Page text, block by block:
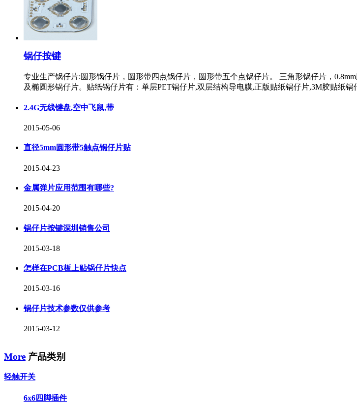
锅仔按键
专业生产锅仔片:圆形锅仔片，圆形带四点锅仔片，圆形带五个点锅仔片。 三角形锅仔片，
及椭圆形锅仔片。贴纸锅仔片有：单层PET锅仔片,双层结构导电膜,正版贴纸锅仔片,3M胶贴纸锅
2.4G无线键盘,空中飞鼠,带
2015-05-06
直径5mm圆形带5触点锅仔片贴
2015-04-23
金属弹片应用范围有哪些?
2015-04-20
锅仔片按键深圳销售公司
2015-03-18
怎样在PCB板上贴锅仔片快点
2015-03-16
锅仔片技术参数仅供参考
2015-03-12
More 产品类别
轻触开关
6x6四脚插件